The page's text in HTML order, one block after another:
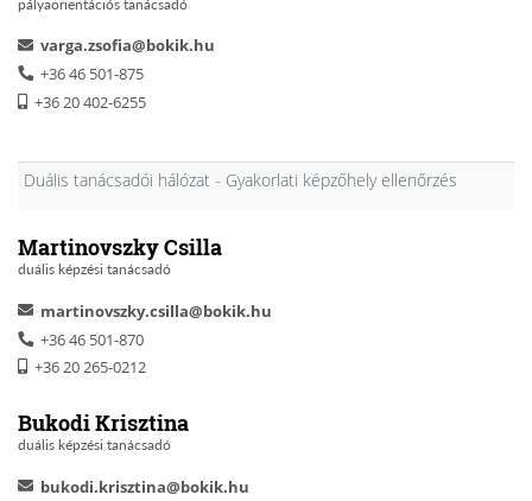
pályaorientációs tanácsadó
varga.zsofia@bokik.hu
+36 46 501-875
+36 20 402-6255
Duális tanácsadói hálózat - Gyakorlati képzőhely ellenőrzés
Martinovszky Csilla
duális képzési tanácsadó
martinovszky.csilla@bokik.hu
+36 46 501-870
+36 20 265-0212
Bukodi Krisztina
duális képzési tanácsadó
bukodi.krisztina@bokik.hu